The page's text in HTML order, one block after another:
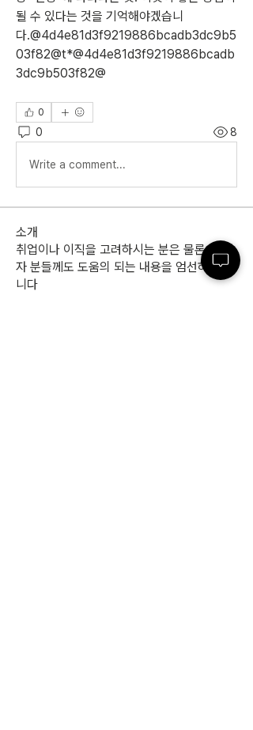
될 수 있다는 것을 기억해야겠습니
다.@4d4e81d3f9219886bcadb3dc9b5
03f82@t*@4d4e81d3f9219886bcadb
3dc9b503f82@
0
0 8
Write a comment...
소개
취업이나 이직을 고려하시는 분은 물론, 재직
자 분들께도 도움의 되는 내용을 엄선하였습
니다